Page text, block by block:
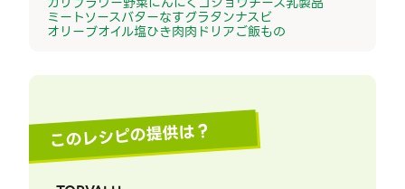
ミートソースバターなすグラタンナスビ
オリーブオイル塩ひき肉肉 ドリアご飯もの
このレシピの提供は？